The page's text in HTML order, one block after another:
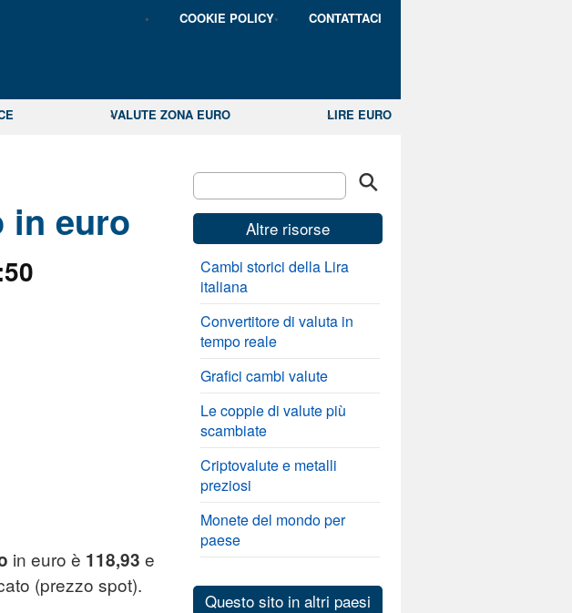
COOKIE POLICY CONTATTACI
VALUTE ZONA EURO LIRE EURO
in euro
in euro è 118,93 e
(prezzo spot).
Altre risorse
Cambi storici della Lira
italiana
Convertitore di valuta in
tempo reale
Grafici cambi valute
Le coppie di valute più
scambiate
Criptovalute e metalli
preziosi
Monete del mondo per
paese
Questo sito in altri paesi